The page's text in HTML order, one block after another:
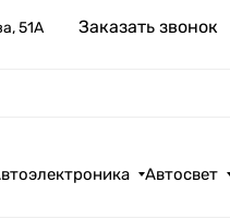
51А Заказать звонок
Автосвет